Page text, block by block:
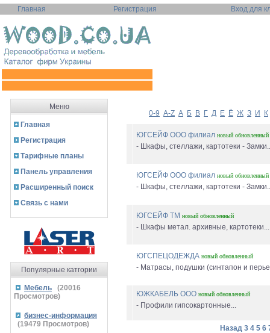
Главная Регистрация Вход для
Меню
Главная
Регистрация
Тарифные планы
Панель управления
Расширенный поиск
Связь с нами
Популярные катгории
Мебель (20016
Просмотров)
бизнес-информация
(19479 Просмотров)
0-9 A-Z А Б В Г Д Е Ё Ж З И К
ЮГСЕЙФ ООО филиал новый обновленный
- Шкафы, стеллажи, картотеки -
ЮГСЕЙФ ООО филиал новый обновленный
- Шкафы, стеллажи, картотеки -
ЮГСЕЙФ ТМ новый обновленный
- Шкафы метал. архивные, картотеки...
ЮГСПЕЦОДЕЖДА новый обновленный
- Матрасы, подушки (синтапон и
ЮЖКАБЕЛЬ ООО новый обновленный
- Профили гипсокартонные...
Назад 3 4 5 6